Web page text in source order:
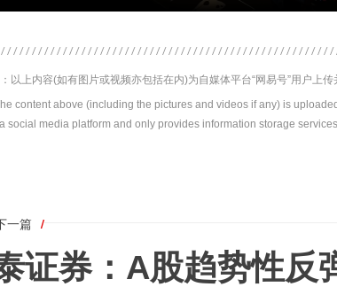
以上内容(如有图片或视频亦包括在内)为自媒体平台“网易号”用户上传
content above (including the pictures and videos if any) is
social media platform and only provides information storage
一篇 /
证券：A股趋势性反